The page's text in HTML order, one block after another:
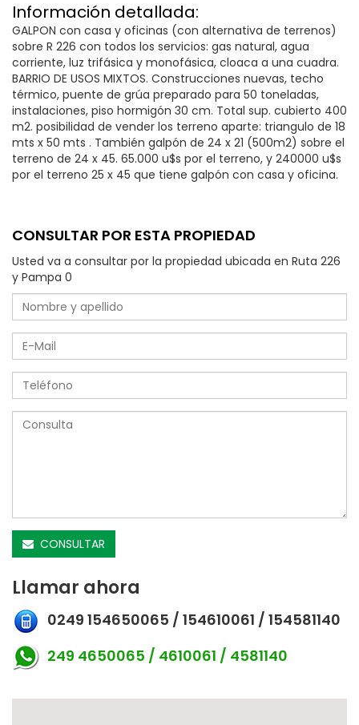
Información detallada:
GALPON con casa y oficinas (con alternativa de terrenos)
sobre R 226 con todos los servicios: gas natural, agua
corriente, luz trifásica y monofásica, cloaca a una cuadra.
BARRIO DE USOS MIXTOS. Construcciones nuevas, techo
térmico, puente de grúa preparado para 50 toneladas,
instalaciones, piso hormigón 30 cm. Total sup. cubierto 400
m2. posibilidad de vender los terreno aparte: triangulo de 18
mts x 50 mts . También galpón de 24 x 21 (500m2) sobre el
terreno de 24 x 45. 65.000 u$s por el terreno, y 240000 u$s
por el terreno 25 x 45 que tiene galpón con casa y oficina.
CONSULTAR POR ESTA PROPIEDAD
Usted va a consultar por la propiedad ubicada en Ruta 226
y Pampa 0
CONSULTAR
Llamar ahora
0249 154650065 / 154610061 / 154581140
249 4650065 / 4610061 / 4581140